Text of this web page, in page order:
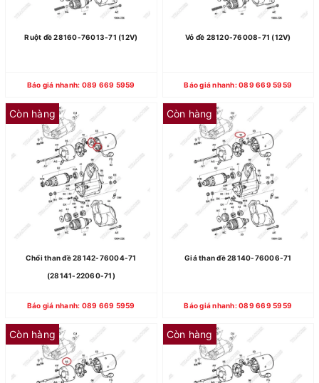
Ruột đề 28160-76013-71 (12V)
Báo giá nhanh: 089 669 5959
Vỏ đề 28120-76008-71 (12V)
Báo giá nhanh: 089 669 5959
Còn hàng
Chổi than đề 28142-76004-71
(28141-22060-71)
Báo giá nhanh: 089 669 5959
Còn hàng
Giá than đề 28140-76006-71
Báo giá nhanh: 089 669 5959
Còn hàng Còn hàng